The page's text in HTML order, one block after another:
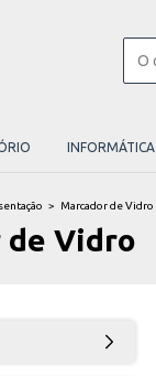
INFORMÁTICA
> Marcador de Vidro
de Vidro